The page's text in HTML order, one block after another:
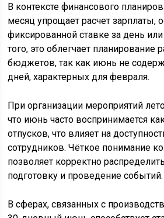
В контексте финансового
месяц упрощает расчет зарплаты,
фиксированной ставке за день
того, это облегчает планирование
бюджетов, так как июнь не
дней, характерных для февраля.
При организации мероприятий
что июнь часто воспринимается
отпусков, что влияет на
сотрудников. Чёткое понимание
позволяет корректно
подготовку и проведение событий.
В сферах, связанных с